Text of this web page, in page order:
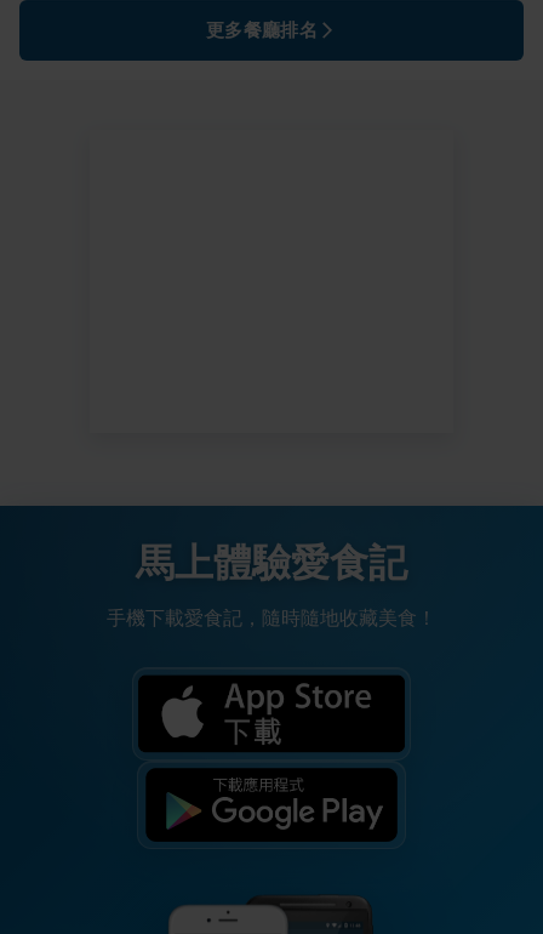
更多餐廳排名
馬上體驗愛食記
手機下載愛食記，隨時隨地收藏美食！